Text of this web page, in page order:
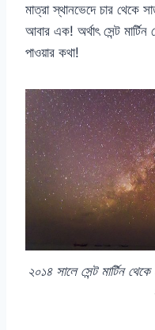
মাত্রা স্থানভেদে চার থেকে
আবার এক! অর্থাৎ সেন্ট
পাওয়ার কথা!
২০১৪ সালে সেন্ট মার্টিন